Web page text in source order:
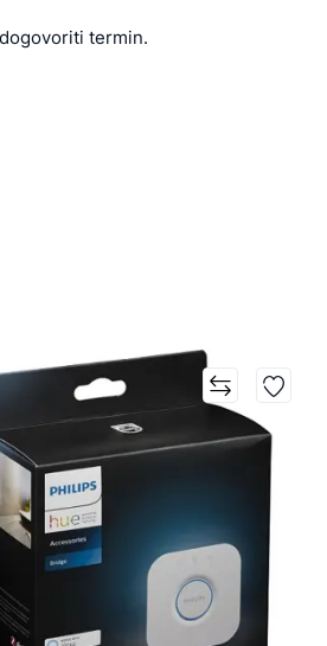
termin.